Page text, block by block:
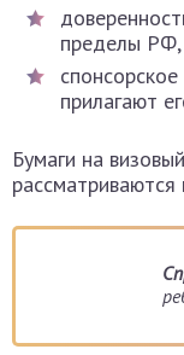
пределы РФ,
прилагают
Бумаги на